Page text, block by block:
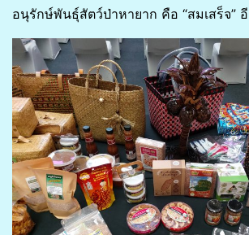
อนุรักษ์พันธุ์สัตว์ป่าหายาก คือ “สมเสร็จ”